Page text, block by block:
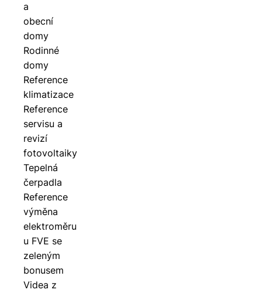
a
obecní
domy
Rodinné
domy
Reference
klimatizace
Reference
servisu a
revizí
fotovoltaiky
Tepelná
čerpadla
Reference
výměna
elektroměru
u FVE se
zeleným
bonusem
Videa z